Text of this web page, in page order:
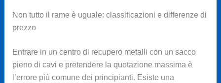
Non tutto il rame è uguale: classificazioni e differenze di
prezzo
Entrare in un centro di recupero metalli con un sacco
pieno di cavi e pretendere la quotazione massima è
l’errore più comune dei principianti. Esiste una